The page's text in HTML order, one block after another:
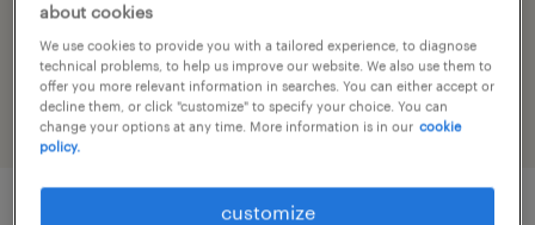
sales
about cookies
We use cookies to provide you with a tailored experience, to diagnose
technical problems, to help us improve our website. We also use them to
offer you more relevant information in searches. You can either accept or
decline them, or click "customize" to specify your choice. You can
change your options at any time. More information is in our cookie
policy.
customize